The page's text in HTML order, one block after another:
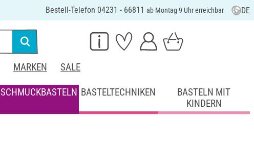
Bestell-Telefon 04231 - 66811 ab Montag 9 Uhr erreichbar DE
MARKEN SALE
SCHMUCKBASTELN BASTELTECHNIKEN
BASTELN MIT
KINDERN